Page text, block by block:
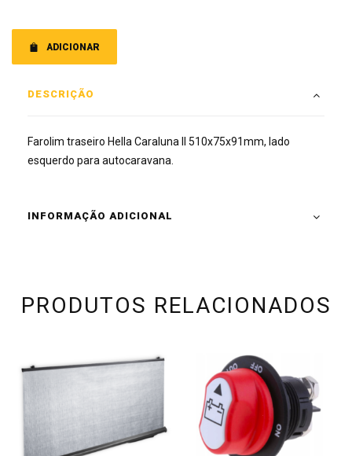
ADICIONAR
DESCRIÇÃO
Farolim traseiro Hella Caraluna II 510x75x91mm, lado
esquerdo para autocaravana.
INFORMAÇÃO ADICIONAL
PRODUTOS RELACIONADOS